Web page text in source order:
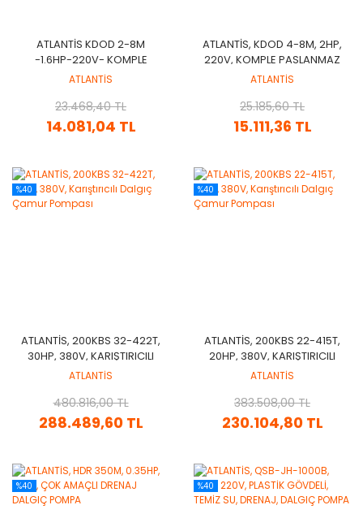
ATLANTİS KDOD 2-8M
-1.6HP-220V- KOMPLE
PASLANMAZ ÇELİK ÇOK
POMPA
ATLANTİS
14.081,04 TL
23.468,40 TL
ATLANTİS, KDOD 4-8M, 2HP,
220V, KOMPLE PASLANMAZ
ÇELİK ÇOK KADEMELİ
ATLANTİS
15.111,36 TL
25.185,60 TL
%40
ATLANTİS, 200KBS 32-422T,
30HP, 380V, KARIŞTIRICILI
DALGIÇ ÇAMUR POMPASI
ATLANTİS
288.489,60 TL
480.816,00 TL
%40
ATLANTİS, 200KBS 22-415T,
20HP, 380V, KARIŞTIRICILI
DALGIÇ ÇAMUR POMPASI
ATLANTİS
230.104,80 TL
383.508,00 TL
%40 %40